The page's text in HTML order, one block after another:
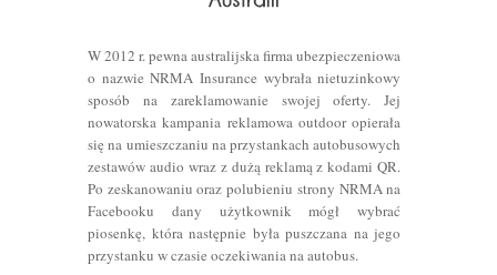
W 2012 r. pewna australijska firma ubezpieczeniowa
o nazwie NRMA Insurance wybrała nietuzinkowy
sposób na zareklamowanie swojej oferty. Jej
nowatorska kampania reklamowa outdoor opierała
się na umieszczaniu na przystankach autobusowych
zestawów audio wraz z dużą reklamą z kodami QR.
Po zeskanowaniu oraz polubieniu strony NRMA na
Facebooku dany użytkownik mógł wybrać
piosenkę, która następnie była puszczana na jego
przystanku w czasie oczekiwania na autobus.